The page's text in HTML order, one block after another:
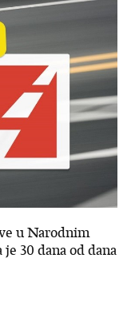
u Narodnim
30 dana od dana